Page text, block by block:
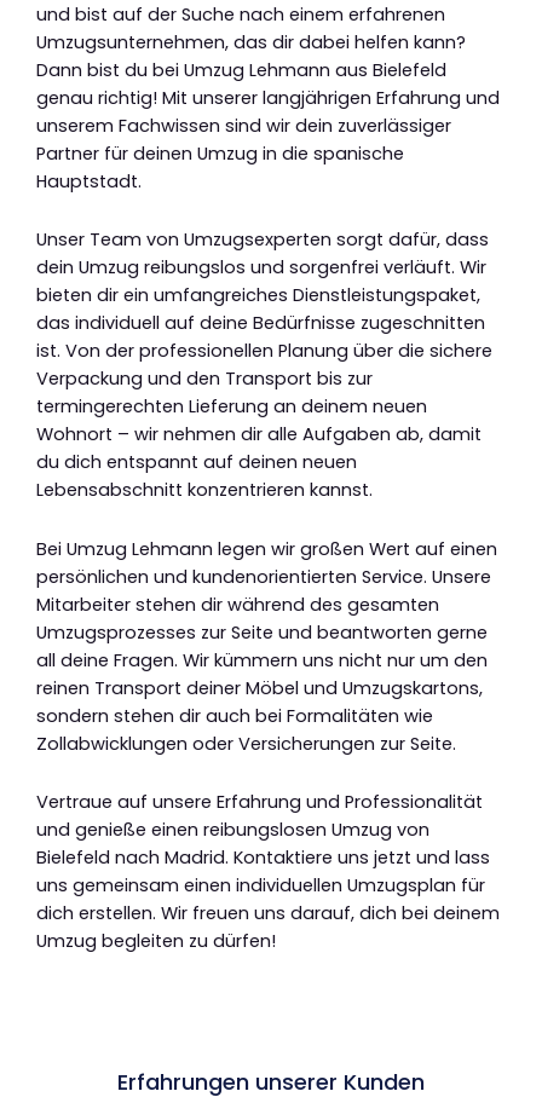
und bist auf der Suche nach einem erfahrenen
Umzugsunternehmen, das dir dabei helfen kann?
Dann bist du bei Umzug Lehmann aus Bielefeld
genau richtig! Mit unserer langjährigen Erfahrung und
unserem Fachwissen sind wir dein zuverlässiger
Partner für deinen Umzug in die spanische
Hauptstadt.
Unser Team von Umzugsexperten sorgt dafür, dass
dein Umzug reibungslos und sorgenfrei verläuft. Wir
bieten dir ein umfangreiches Dienstleistungspaket,
das individuell auf deine Bedürfnisse zugeschnitten
ist. Von der professionellen Planung über die sichere
Verpackung und den Transport bis zur
termingerechten Lieferung an deinem neuen
Wohnort – wir nehmen dir alle Aufgaben ab, damit
du dich entspannt auf deinen neuen
Lebensabschnitt konzentrieren kannst.
Bei Umzug Lehmann legen wir großen Wert auf einen
persönlichen und kundenorientierten Service. Unsere
Mitarbeiter stehen dir während des gesamten
Umzugsprozesses zur Seite und beantworten gerne
all deine Fragen. Wir kümmern uns nicht nur um den
reinen Transport deiner Möbel und Umzugskartons,
sondern stehen dir auch bei Formalitäten wie
Zollabwicklungen oder Versicherungen zur Seite.
Vertraue auf unsere Erfahrung und Professionalität
und genieße einen reibungslosen Umzug von
Bielefeld nach Madrid. Kontaktiere uns jetzt und lass
uns gemeinsam einen individuellen Umzugsplan für
dich erstellen. Wir freuen uns darauf, dich bei deinem
Umzug begleiten zu dürfen!
Erfahrungen unserer Kunden